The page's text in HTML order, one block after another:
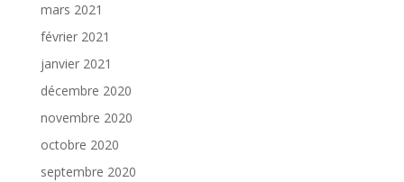
mars 2021
février 2021
janvier 2021
décembre 2020
novembre 2020
octobre 2020
septembre 2020